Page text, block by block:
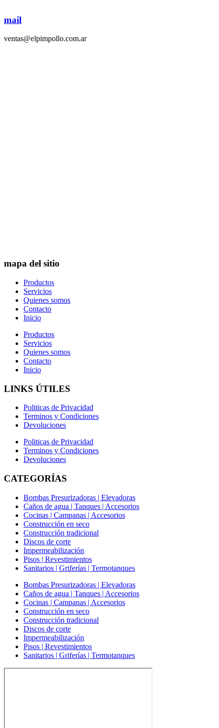
mail
ventas@elpimpollo.com.ar
mapa del sitio
Productos
Servicios
Quienes somos
Contacto
Inicio
Productos
Servicios
Quienes somos
Contacto
Inicio
LINKS ÚTILES
Politicas de Privacidad
Terminos y Condiciones
Devoluciones
Politicas de Privacidad
Terminos y Condiciones
Devoluciones
CATEGORÍAS
Bombas Presurizadoras | Elevadoras
Caños de agua | Tanques | Accesorios
Cocinas | Campanas | Accesorios
Construcción en seco
Construcción tradicional
Discos de corte
Impermeabilización
Pisos | Revestimientos
Sanitarios | Griferías | Termotanques
Bombas Presurizadoras | Elevadoras
Caños de agua | Tanques | Accesorios
Cocinas | Campanas | Accesorios
Construcción en seco
Construcción tradicional
Discos de corte
Impermeabilización
Pisos | Revestimientos
Sanitarios | Griferías | Termotanques